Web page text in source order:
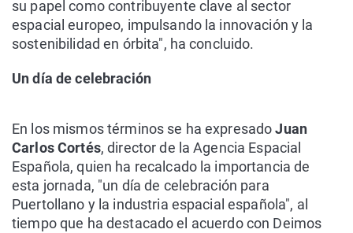
su papel como contribuyente clave al sector
espacial europeo, impulsando la innovación y la
sostenibilidad en órbita", ha concluido.
Un día de celebración
En los mismos términos se ha expresadoJuan
Carlos Cortés, director de la Agencia Espacial
Española, quien ha recalcado la importancia de
esta jornada, "un día de celebración para
Puertollano y la industria espacial española", al
tiempo que ha destacado el acuerdo con Deimos